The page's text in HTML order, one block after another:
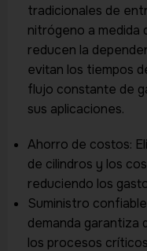
tradicionales de
nitrógeno a medida
reducen la
evitan los tiempos
flujo constante de
sus aplicaciones.
Ahorro de costos:
de cilindros y los
reduciendo los
Suministro
demanda garantiza
los procesos